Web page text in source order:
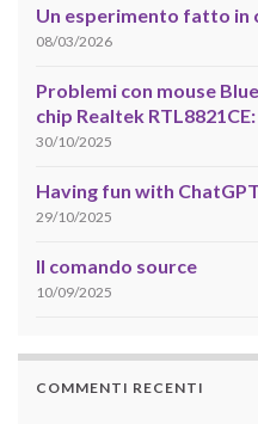
Un esperimento fatto in
08/03/2026
Problemi con mouse
chip Realtek
30/10/2025
Having fun with ChatGPT
29/10/2025
Il comando source
10/09/2025
COMMENTI RECENTI